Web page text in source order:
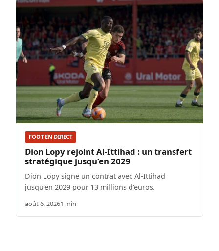
FOOT EN DIRECT
Dion Lopy rejoint Al-Ittihad : un transfert
stratégique jusqu’en 2029
Dion Lopy signe un contrat avec Al-Ittihad
jusqu'en 2029 pour 13 millions d'euros.
août 6, 20261 min